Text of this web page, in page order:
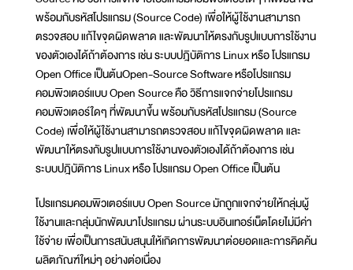
พร้อมกับรหัสโปรแกรม (Source Code) เพื่อให้ผู้ใช้งานสามารถ
ตรวจสอบ แก้ไขจุดผิดพลาด และพัฒนาให้ตรงกับรูปแบบการใช้งาน
ของตัวเองได้ถ้าต้องการ เช่น ระบบปฎิบัติการ Linux หรือ โปรแกรม
Open Office เป็นต้นOpen-Source Software หรือโปรแกรม
คอมพิวเตอร์แบบ Open Source คือ วิธีการแจกจ่ายโปรแกรม
คอมพิวเตอร์ใดๆ ที่พัฒนาขึ้น พร้อมกับรหัสโปรแกรม (Source
Code) เพื่อให้ผู้ใช้งานสามารถตรวจสอบ แก้ไขจุดผิดพลาด และ
พัฒนาให้ตรงกับรูปแบบการใช้งานของตัวเองได้ถ้าต้องการ เช่น
ระบบปฎิบัติการ Linux หรือ โปรแกรม Open Office เป็นต้น
โปรแกรมคอมพิวเตอร์แบบ Open Source มักถูกแจกจ่ายให้กลุ่มผู้
ใช้งานและกลุ่มนักพัฒนาโปรแกรม ผ่านระบบอินเทอร์เน็ตโดยไม่มีค่า
ใช้จ่าย เพื่อเป็นการสนับสนุนให้เกิดการพัฒนาต่อยอดและการคิดค้น
ผลิตภัณฑ์ใหม่ๆ อย่างต่อเนื่อง